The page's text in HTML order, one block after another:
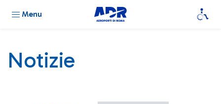
Menu
Notizie